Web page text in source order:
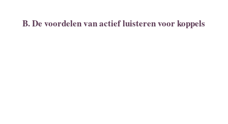
B. De voordelen van actief luisteren voor koppels